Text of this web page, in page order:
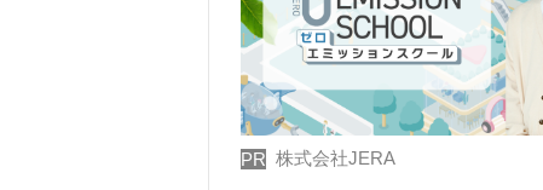
PR 株式会社JERA